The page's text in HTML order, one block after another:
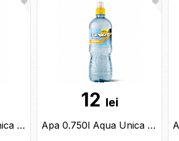
Apa 0.750l Aqua Unica Zero Calorii aqua3
12 lei
Apa 0.750l Aqua Unica Sport Lemon aqua2